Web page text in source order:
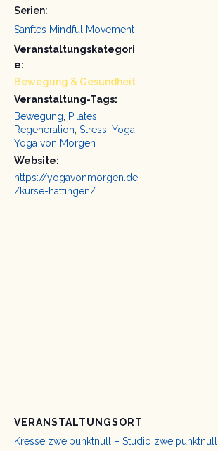
Serien:
Sanftes Mindful Movement
Veranstaltungskategori
e:
Bewegung & Gesundheit
Veranstaltung-Tags:
Bewegung, Pilates,
Regeneration, Stress, Yoga,
Yoga von Morgen
Website:
https://yogavonmorgen.de
/kurse-hattingen/
VERANSTALTUNGSORT
Kresse zweipunktnull – Studio zweipunktnull